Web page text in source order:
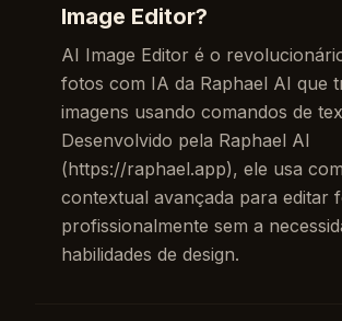
Image Editor?
AI Image Editor é o
fotos com IA da Raphael AI que
imagens usando comandos de
Desenvolvido pela Raphael AI
(https://raphael.app), ele usa
contextual avançada para editar
profissionalmente sem a
habilidades de design.